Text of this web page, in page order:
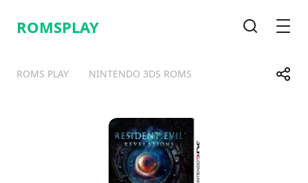
ROMSPLAY
ROMS PLAY NINTENDO 3DS ROMS
TelegramFacebook